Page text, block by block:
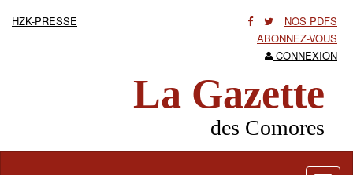
HZK-PRESSE
NOS PDFS
ABONNEZ-VOUS
CONNEXION
La Gazette
des Comores